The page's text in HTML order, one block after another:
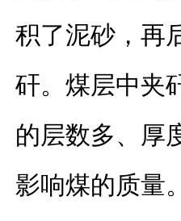
积了泥砂，再
矸。煤层中夹
的层数多、厚
影响煤的质量